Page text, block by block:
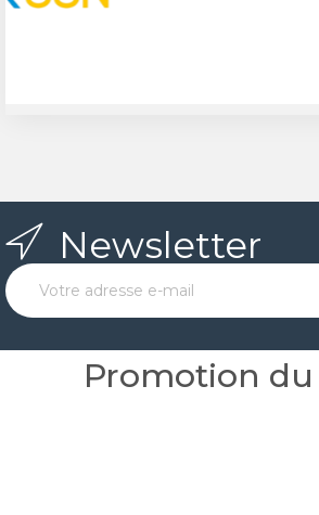
Newsletter
Promotion